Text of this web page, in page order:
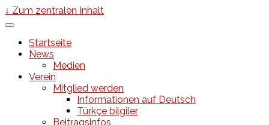
↓ Zum zentralen Inhalt
Startseite
News
Medien
Verein
Mitglied werden
Informationen auf Deutsch
Türkçe bilgiler
Beitragsinfos